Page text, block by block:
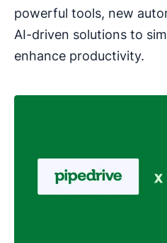
powerful tools, new
AI-driven solutions to
enhance productivity.